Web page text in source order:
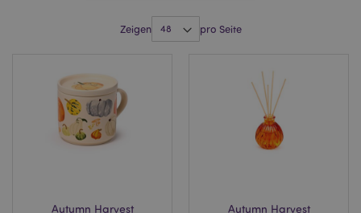
Zeigen pro Seite
Autumn Harvest
Autumn Harvest